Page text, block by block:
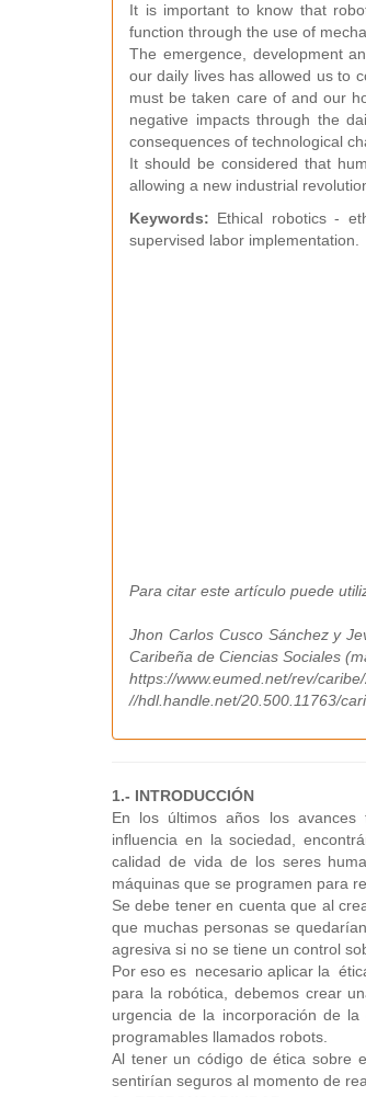
It is important to know that
function through the use of
The emergence, development
our daily lives has allowed us to
must be taken care of and our
negative impacts through the
consequences of technological
It should be considered that
allowing a new industrial
Keywords: Ethical robotics -
supervised labor implementation.
Para citar este artículo puede
Jhon Carlos Cusco Sánchez y
Caribeña de Ciencias Sociales
https://www.eumed.net/rev/
//hdl.handle.net/20.500.11763/
1.- INTRODUCCIÓN
En los últimos años los avances
influencia en la sociedad,
calidad de vida de los seres
máquinas que se programen para
Se debe tener en cuenta que al
que muchas personas se
agresiva si no se tiene un control
Por eso es necesario aplicar la
para la robótica, debemos crear
urgencia de la incorporación de
programables llamados robots.
Al tener un código de ética sobre
sentirían seguros al momento de